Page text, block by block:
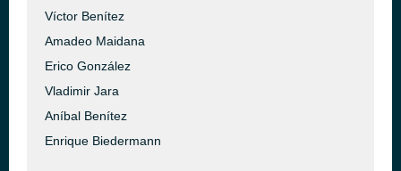
Víctor Benítez
Amadeo Maidana
Erico González
Vladimir Jara
Aníbal Benítez
Enrique Biedermann